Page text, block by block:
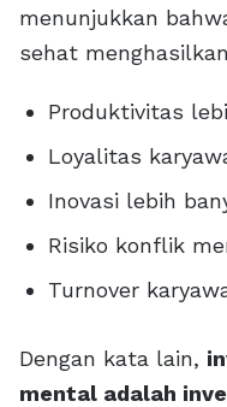
menunjukkan
sehat
Produktivitas
Loyalitas
Inovasi lebih
Risiko konflik
Turnover
Dengan kata lain,
mental adalah